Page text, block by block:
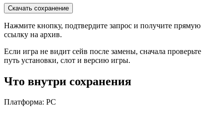
Скачать сохранение
Нажмите кнопку, подтвердите запрос и получите прямую
ссылку на архив.
Если игра не видит сейв после замены, сначала проверьте
путь установки, слот и версию игры.
Что внутри сохранения
Платформа: PC